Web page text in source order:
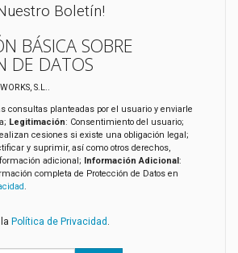
Boletín!
BÁSICA SOBRE
DE DATOS
S.L..
consultas planteadas por el usuario y enviarle
Legitimación: Consentimiento del usuario;
cesiones si existe una obligación legal;
y suprimir, así como otros derechos,
adicional; Información Adicional:
completa de Protección de Datos en
.
Política de Privacidad .